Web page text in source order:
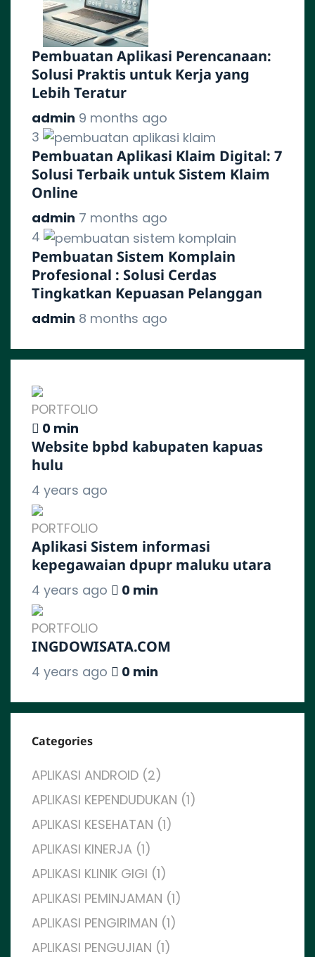
Pembuatan Aplikasi Perencanaan:
Solusi Praktis untuk Kerja yang
Lebih Teratur
admin 9 months ago
3
Pembuatan Aplikasi Klaim Digital: 7
Solusi Terbaik untuk Sistem Klaim
Online
admin 7 months ago
4
Pembuatan Sistem Komplain
Profesional : Solusi Cerdas
Tingkatkan Kepuasan Pelanggan
admin 8 months ago
PORTFOLIO
0 min
Website bpbd kabupaten kapuas
hulu
4 years ago
PORTFOLIO
Aplikasi Sistem informasi
kepegawaian dpupr maluku utara
4 years ago 0 min
PORTFOLIO
INGDOWISATA.COM
4 years ago 0 min
Categories
APLIKASI ANDROID (2)
APLIKASI KEPENDUDUKAN (1)
APLIKASI KESEHATAN (1)
APLIKASI KINERJA (1)
APLIKASI KLINIK GIGI (1)
APLIKASI PEMINJAMAN (1)
APLIKASI PENGIRIMAN (1)
APLIKASI PENGUJIAN (1)